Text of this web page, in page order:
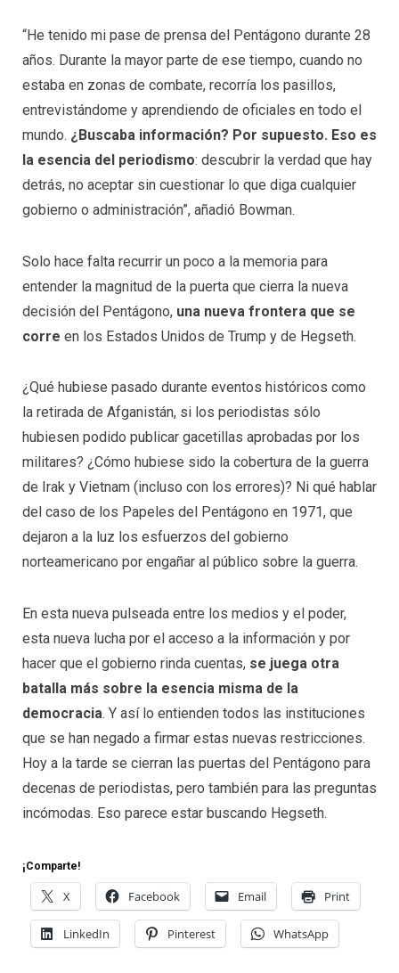
“He tenido mi pase de prensa del Pentágono durante 28
años. Durante la mayor parte de ese tiempo, cuando no
estaba en zonas de combate, recorría los pasillos,
entrevistándome y aprendiendo de oficiales en todo el
mundo. ¿Buscaba información? Por supuesto. Eso es
la esencia del periodismo: descubrir la verdad que hay
detrás, no aceptar sin cuestionar lo que diga cualquier
gobierno o administración”, añadió Bowman.
Solo hace falta recurrir un poco a la memoria para
entender la magnitud de la puerta que cierra la nueva
decisión del Pentágono, una nueva frontera que se
corre en los Estados Unidos de Trump y de Hegseth.
¿Qué hubiese pasado durante eventos históricos como
la retirada de Afganistán, si los periodistas sólo
hubiesen podido publicar gacetillas aprobadas por los
militares? ¿Cómo hubiese sido la cobertura de la guerra
de Irak y Vietnam (incluso con los errores)? Ni qué hablar
del caso de los Papeles del Pentágono en 1971, que
dejaron a la luz los esfuerzos del gobierno
norteamericano por engañar al público sobre la guerra.
En esta nueva pulseada entre los medios y el poder,
esta nueva lucha por el acceso a la información y por
hacer que el gobierno rinda cuentas, se juega otra
batalla más sobre la esencia misma de la
democracia. Y así lo entienden todos las instituciones
que se han negado a firmar estas nuevas restricciones.
Hoy a la tarde se cierran las puertas del Pentágono para
decenas de periodistas, pero también para las preguntas
incómodas. Eso parece estar buscando Hegseth.
¡Comparte!
X Facebook Email Print
LinkedIn Pinterest WhatsApp